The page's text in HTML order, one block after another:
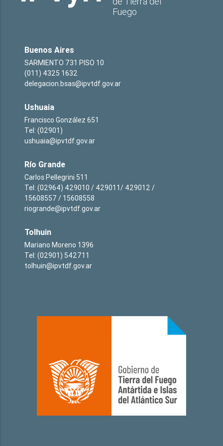
Fuego
Buenos Aires
SARMIENTO 731 PISO 10
(011) 4325 1632
delegacion.bsas@ipvtdf.gov.ar
Ushuaia
Francisco González 651
Tel: (02901)
ushuaia@ipvtdf.gov.ar
Río Grande
Carlos Pellegrini 511
Tel: (02964) 429010 / 429011/ 429012 /
15608557 / 15608558
riogrande@ipvtdf.gov.ar
Tolhuin
Mariano Moreno 1396
Tel: (02901) 542711
tolhuin@ipvtdf.gov.ar